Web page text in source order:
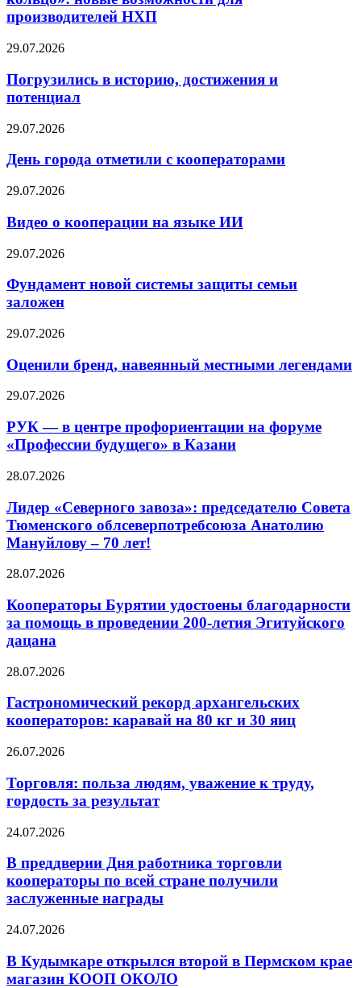
производителей НХП
29.07.2026
Погрузились в историю, достижения и
потенциал
29.07.2026
День города отметили с кооператорами
29.07.2026
Видео о кооперации на языке ИИ
29.07.2026
Фундамент новой системы защиты семьи
заложен
29.07.2026
Оценили бренд, навеянный местными легендами
29.07.2026
РУК — в центре профориентации на форуме
«Профессии будущего» в Казани
28.07.2026
Лидер «Северного завоза»: председателю Совета
Тюменского облсеверпотребсоюза Анатолию
Мануйлову – 70 лет!
28.07.2026
Кооператоры Бурятии удостоены благодарности
за помощь в проведении 200-летия Эгитуйского
дацана
28.07.2026
Гастрономический рекорд архангельских
кооператоров: каравай на 80 кг и 30 яиц
26.07.2026
Торговля: польза людям, уважение к труду,
гордость за результат
24.07.2026
В преддверии Дня работника торговли
кооператоры по всей стране получили
заслуженные награды
24.07.2026
В Кудымкаре открылся второй в Пермском крае
магазин КООП ОКОЛО